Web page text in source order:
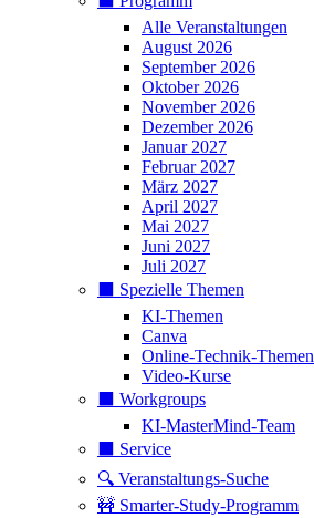
Alle Veranstaltungen
August 2026
September 2026
Oktober 2026
November 2026
Dezember 2026
Januar 2027
Februar 2027
März 2027
April 2027
Mai 2027
Juni 2027
Juli 2027
⬛️ Spezielle Themen
KI-Themen
Canva
Online-Technik-Themen
Video-Kurse
⬛️ Workgroups
KI-MasterMind-Team
⬛️ Service
🔍 Veranstaltungs-Suche
🚧 Smarter-Study-Programm